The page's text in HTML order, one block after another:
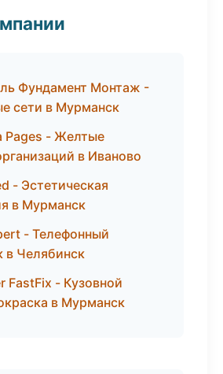
Фундамент Монтаж -
сети в Мурманск
Pages - Желтые
в Иваново
- Эстетическая
в Мурманск
- Телефонный
в Челябинск
FastFix - Кузовной
в Мурманск